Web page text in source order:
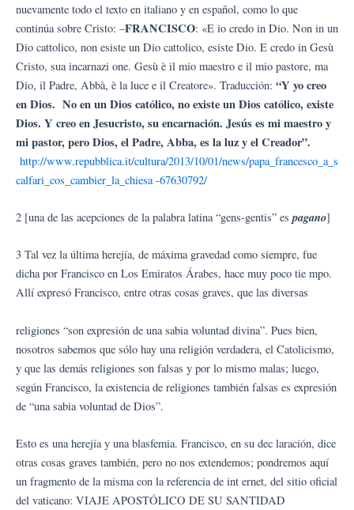
nuevamente todo el texto en italiano y en español, como lo que
continúa sobre Cristo: –FRANCISCO: «E io credo in Dio. Non in un
Dio cattolico, non esiste un Dio cattolico, esiste Dio. E credo in Gesù
Cristo, sua incarnazi one. Gesù è il mio maestro e il mio pastore, ma
Dio, il Padre, Abbà, è la luce e il Creatore». Traducción: “Y yo creo
en Dios. No en un Dios católico, no existe un Dios católico, existe
Dios. Y creo en Jesucristo, su encarnación. Jesús es mi maestro y
mi pastor, pero Dios, el Padre, Abba, es la luz y el Creador”.
http://www.repubblica.it/cultura/2013/10/01/news/papa_francesco_a_s
calfari_cos_cambier_la_chiesa -67630792/
2 [una de las acepciones de la palabra latina “gens-gentis” espagano]
3 Tal vez la última herejía, de máxima gravedad como siempre, fue
dicha por Francisco en Los Emiratos Árabes, hace muy poco tie mpo.
Allí expresó Francisco, entre otras cosas graves, que las diversas
religiones “son expresión de una sabia voluntad divina”. Pues bien,
nosotros sabemos que sólo hay una religión verdadera, el Catolicismo,
y que las demás religiones son falsas y por lo mismo malas; luego,
según Francisco, la existencia de religiones también falsas es expresión
de “una sabia voluntad de Dios”.
Esto es una herejía y una blasfemia. Francisco, en su dec laración, dice
otras cosas graves también, pero no nos extendemos; pondremos aquí
un fragmento de la misma con la referencia de int ernet, del sitio oficial
del vaticano: VIAJE APOSTÓLICO DE SU SANTIDAD